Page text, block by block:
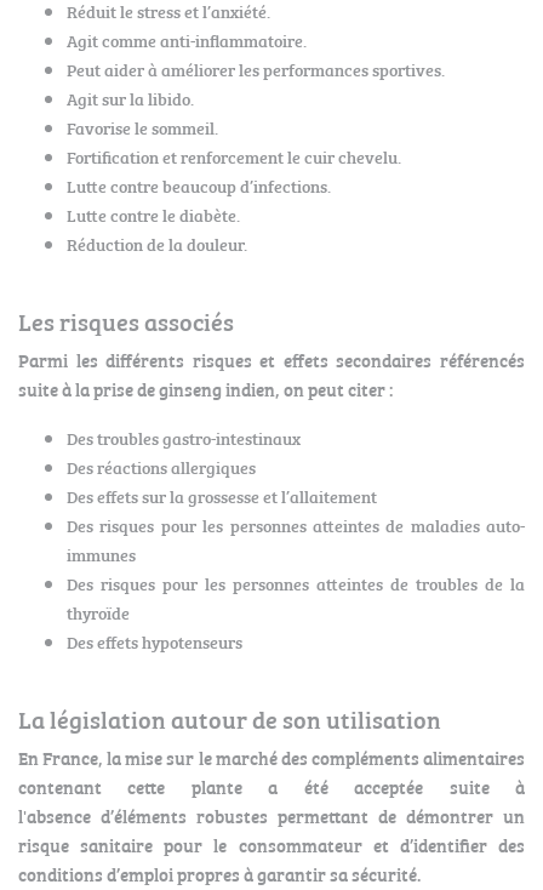
Réduit le stress et l’anxiété.
Agit comme anti-inflammatoire.
Peut aider à améliorer les performances sportives.
Agit sur la libido.
Favorise le sommeil.
Fortification et renforcement le cuir chevelu.
Lutte contre beaucoup d’infections.
Lutte contre le diabète.
Réduction de la douleur.
Les risques associés
Parmi les différents risques et effets secondaires référencés
suite à la prise de ginseng indien, on peut citer :
Des troubles gastro-intestinaux
Des réactions allergiques
Des effets sur la grossesse et l’allaitement
Des risques pour les personnes atteintes de maladies auto-
immunes
Des risques pour les personnes atteintes de troubles de la
thyroïde
Des effets hypotenseurs
La législation autour de son utilisation
En France, la mise sur le marché des compléments alimentaires
contenant cette plante a été acceptée suite à
l'absence d’éléments robustes permettant de démontrer un
risque sanitaire pour le consommateur et d’identifier des
conditions d’emploi propres à garantir sa sécurité.